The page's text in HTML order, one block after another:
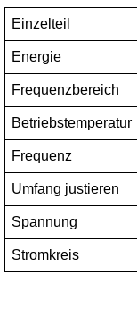
Einzelteil
Energie
Frequenzbereich
Betriebstemperatur
Frequenz
Umfang justieren
Spannung
Stromkreis